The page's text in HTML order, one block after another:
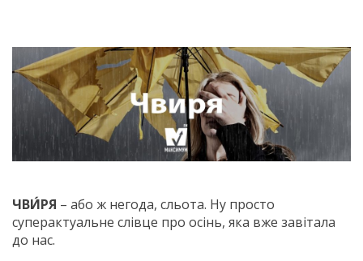
ЧВИ́РЯ – або ж негода, сльота. Ну просто
суперактуальне слівце про осінь, яка вже завітала
до нас.